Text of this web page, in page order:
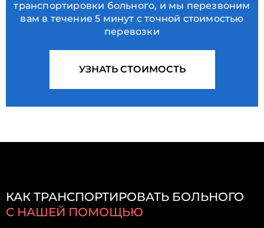
транспортировки больного, и мы перезвоним
вам в течение 5 минут с точной стоимостью
перевозки
УЗНАТЬ СТОИМОСТЬ
КАК ТРАНСПОРТИРОВАТЬ БОЛЬНОГО
С НАШЕЙ ПОМОЩЬЮ